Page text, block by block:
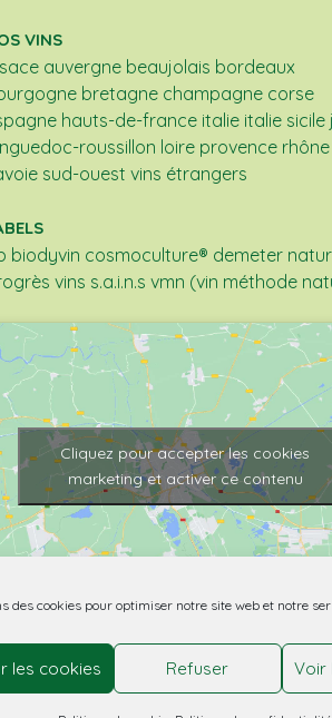
des cookies pour optimiser notre site web et notre
les cookies Refuser Voir
VINS
auvergne beaujolais bordeaux
bretagne champagne corse
hauts-de-france italie italie sicile
roussillon loire provence rhône
sud-ouest vins étrangers
biodyvin cosmoculture® demeter
vins s.a.i.n.s vmn (vin méthode
Cliquez pour accepter les cookies
marketing et activer ce contenu